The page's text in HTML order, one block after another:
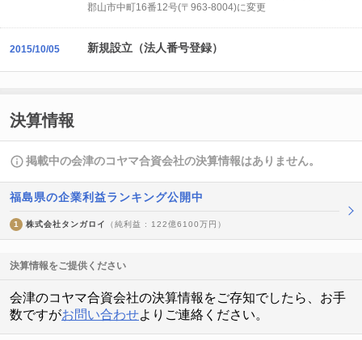
郡山市中町16番12号(〒963-8004)に変更
2015/10/05 新規設立（法人番号登録）
決算情報
掲載中の会津のコヤマ合資会社の決算情報はありません。
福島県の企業利益ランキング公開中
1 株式会社タンガロイ （純利益 : 122億6100万円）
決算情報をご提供ください
会津のコヤマ合資会社の決算情報をご存知でしたら、お手
数ですがお問い合わせよりご連絡ください。